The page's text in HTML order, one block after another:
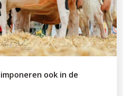
ook in de